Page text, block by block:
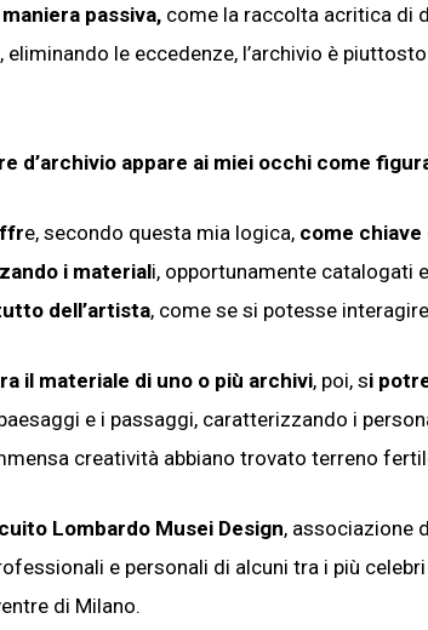
passiva, come la raccolta acritica di
eliminando le eccedenze, l’archivio è
d’archivio appare ai miei occhi come
e, secondo questa mia logica, come
i materiali, opportunamente catalogati
dell’artista, come se si potesse
il materiale di uno o più archivi, poi, si
e i passaggi, caratterizzando i
creatività abbiano trovato terreno
Lombardo Musei Design, associazione
e personali di alcuni tra i più
di Milano.